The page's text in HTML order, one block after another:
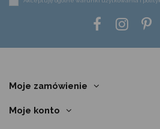
Moje zamówienie
Moje konto